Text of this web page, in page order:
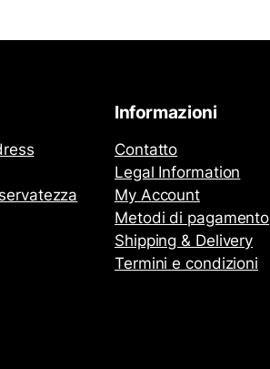
Informazioni
Contatto
Legal Information
My Account
Metodi di pagamento
Shipping & Delivery
Termini e condizioni